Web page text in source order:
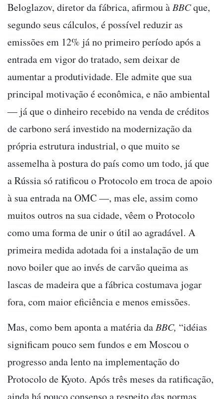
Beloglazov, diretor da fábrica, afirmou àBBCque,
segundo seus cálculos, é possível reduzir as
emissões em 12% já no primeiro período após a
entrada em vigor do tratado, sem deixar de
aumentar a produtividade. Ele admite que sua
principal motivação é econômica, e não ambiental
— já que o dinheiro recebido na venda de créditos
de carbono será investido na modernização da
própria estrutura industrial, o que muito se
assemelha à postura do país como um todo, já que
a Rússia só ratificou o Protocolo em troca de apoio
à sua entrada na OMC —, mas ele, assim como
muitos outros na sua cidade, vêem o Protocolo
como uma forma de unir o útil ao agradável. A
primeira medida adotada foi a instalação de um
novo boiler que ao invés de carvão queima as
lascas de madeira que a fábrica costumava jogar
fora, com maior eficiência e menos emissões.
Mas, como bem aponta a matéria daBBC, “idéias
significam pouco sem fundos e em Moscou o
progresso anda lento na implementação do
Protocolo de Kyoto. Após três meses da ratificação,